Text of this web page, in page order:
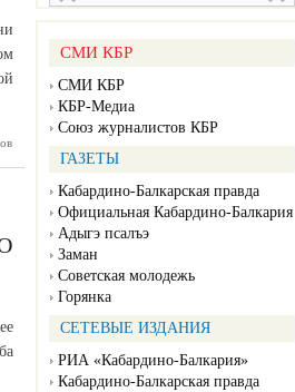
СМИ КБР
СМИ КБР
КБР-Медиа
Союз журналистов КБР
ГАЗЕТЫ
Кабардино-Балкарская правда
Официальная Кабардино-Балкария
Адыгэ псалъэ
Заман
Советская молодежь
Горянка
СЕТЕВЫЕ ИЗДАНИЯ
РИА «Кабардино-Балкария»
Кабардино-Балкарская правда